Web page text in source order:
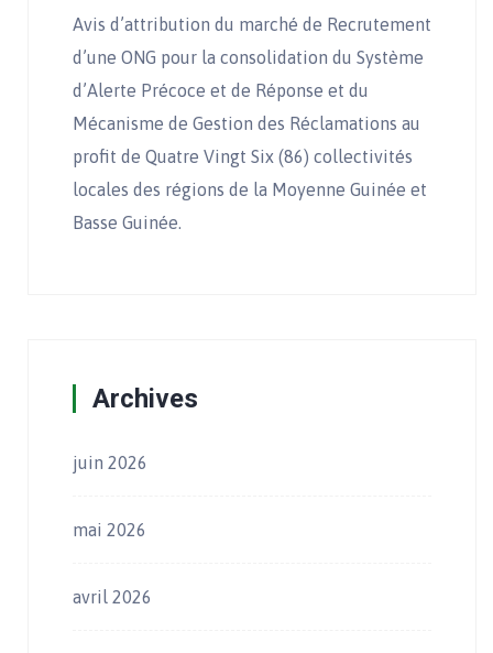
Avis d’attribution du marché de Recrutement
d’une ONG pour la consolidation du Système
d’Alerte Précoce et de Réponse et du
Mécanisme de Gestion des Réclamations au
profit de Quatre Vingt Six (86) collectivités
locales des régions de la Moyenne Guinée et
Basse Guinée.
Archives
juin 2026
mai 2026
avril 2026